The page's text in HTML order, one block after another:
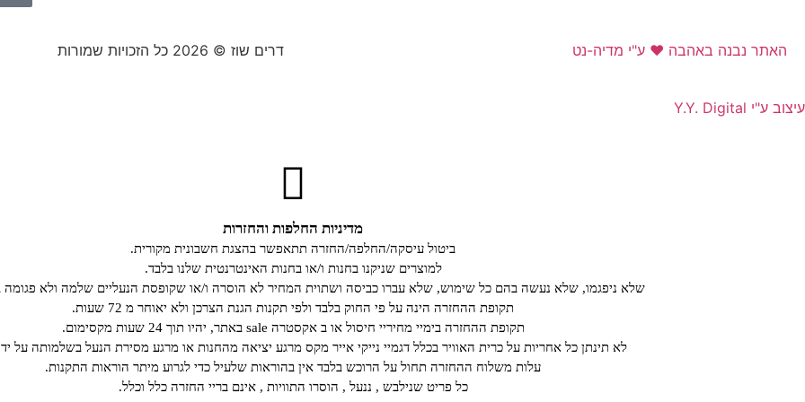
האתר נבנה באהבה ❤ ע"י מדיה-נט​ דרים שוז © 2026 כל הזכויות שמורות
עיצוב ע"י Y.Y. Digital
מדיניות החלפות והחזרות
ביטול עיסקה/החלפה/החזרה תתאפשר בהצגת חשבונית מקורית.
למוצרים שניקנו בחנות ו/או בחנות האינטרנטית שלנו בלבד.
שלא ניפגמו, שלא נעשה בהם כל שימוש, שלא עברו כביסה ושתוית המחיר לא הוסרה ו/או שקופסת הנעליים שלמה ולא פגומה
תקופת ההחזרה הינה על פי החוק בלבד ולפי תקנות הגנת הצרכן ולא יאוחר מ 72 שעות.
תקופת ההחזרה בימיי מחיריי חיסול או ב אקסטרה sale באתר, יהיו תוך 24 שעות מקסימום.
לא תינתן כל אחריות על כרית האוויר בכלל דגמיי נייקי אייר מקס מרגע יציאה מהחנות או מרגע מסירת הנעל בשלמותה על
עלות משלוח ההחזרה תחול על הרוכש בלבד אין בהוראות שלעיל כדי לגרוע מיתר הוראות התקנות.
כל פריט שנילבש , ננעל , הוסרו התוויות , אינם בריי החזרה כלל וכלל.